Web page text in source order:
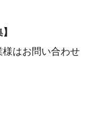
様はお問い合わせ